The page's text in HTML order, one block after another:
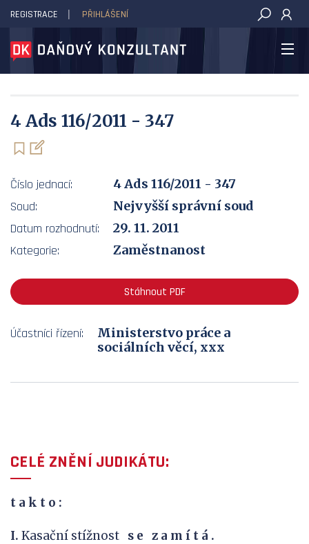
DAŇOVÝ KONZULTANT
REGISTRACE PŘIHLÁŠENÍ
4 Ads 116/2011 - 347
Číslo jednací:
4 Ads 116/2011 - 347
Soud:
Nejvyšší správní soud
Datum rozhodnutí:
29. 11. 2011
Kategorie:
Zaměstnanost
Stáhnout PDF
Účastníci řízení:
Ministerstvo práce a
sociálních věcí, xxx
CELÉ ZNĚNÍ JUDIKÁTU:
t a k t o :
I. Kasační stížnost s e z a m í t á .